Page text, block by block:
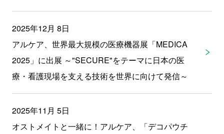
2025年12月 8日
アルケア、世界最大規模の医療機器展「MEDICA
2025」に出展 ～"SECURE"をテーマに日本の医
療・看護現場を支える技術を世界に向けて発信～
2025年11月 5日
オストメイトと一緒に！アルケア、「デコパウチ